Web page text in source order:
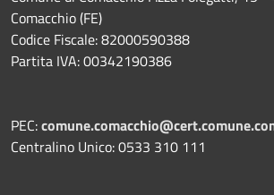
Comacchio (FE)
Codice Fiscale: 82000590388
Partita IVA: 00342190386
PEC:
Centralino Unico: 0533 310 111